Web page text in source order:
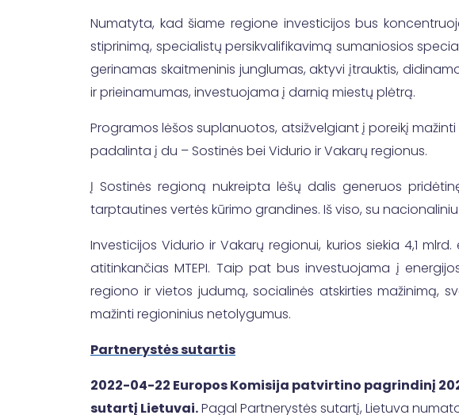
Numatyta, kad šiame regione investicijos bus
stiprinimą, specialistų persikvalifikavimą sumaniosios
gerinamas skaitmeninis junglumas, aktyvi įtrauktis,
ir prieinamumas, investuojama į darnią miestų plėtrą.
Programos lėšos suplanuotos, atsižvelgiant į poreikį
padalinta į du – Sostinės bei Vidurio ir Vakarų regionus.
Į Sostinės regioną nukreipta lėšų dalis generuos
tarptautines vertės kūrimo grandines. Iš viso, su
Investicijos Vidurio ir Vakarų regionui, kurios siekia 4,1
atitinkančias MTEPI. Taip pat bus investuojama į
regiono ir vietos judumą, socialinės atskirties mažinimą,
mažinti regioninius netolygumus.
Partnerystės sutartis
2022-04-22 Europos Komisija patvirtino pagrindinį
sutartį Lietuvai.Pagal Partnerystės sutartį, Lietuva